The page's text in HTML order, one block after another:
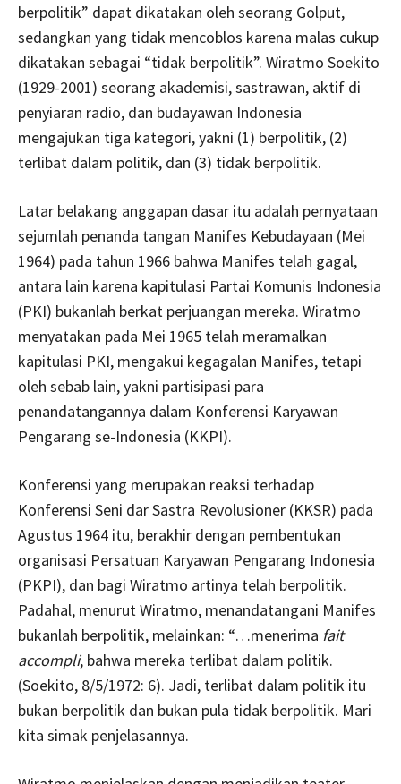
berpolitik” dapat dikatakan oleh seorang Golput,
sedangkan yang tidak mencoblos karena malas cukup
dikatakan sebagai “tidak berpolitik”. Wiratmo Soekito
(1929-2001) seorang akademisi, sastrawan, aktif di
penyiaran radio, dan budayawan Indonesia
mengajukan tiga kategori, yakni (1) berpolitik, (2)
terlibat dalam politik, dan (3) tidak berpolitik.
Latar belakang anggapan dasar itu adalah pernyataan
sejumlah penanda tangan Manifes Kebudayaan (Mei
1964) pada tahun 1966 bahwa Manifes telah gagal,
antara lain karena kapitulasi Partai Komunis Indonesia
(PKI) bukanlah berkat perjuangan mereka. Wiratmo
menyatakan pada Mei 1965 telah meramalkan
kapitulasi PKI, mengakui kegagalan Manifes, tetapi
oleh sebab lain, yakni partisipasi para
penandatangannya dalam Konferensi Karyawan
Pengarang se-Indonesia (KKPI).
Konferensi yang merupakan reaksi terhadap
Konferensi Seni dar Sastra Revolusioner (KKSR) pada
Agustus 1964 itu, berakhir dengan pembentukan
organisasi Persatuan Karyawan Pengarang Indonesia
(PKPI), dan bagi Wiratmo artinya telah berpolitik.
Padahal, menurut Wiratmo, menandatangani Manifes
bukanlah berpolitik, melainkan: “…menerima fait
accompli, bahwa mereka terlibat dalam politik.
(Soekito, 8/5/1972: 6). Jadi, terlibat dalam politik itu
bukan berpolitik dan bukan pula tidak berpolitik. Mari
kita simak penjelasannya.